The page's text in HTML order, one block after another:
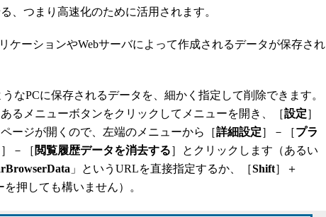
、つまり高速化のために活用されます。
ケーションやWebサーバによって作成されるデータが保存され
なPCに保存されるデータを、細かく指定して削除できます。
るメニューボタンをクリックしてメニューを開き、［設定］
ージが開くので、左端のメニューから［詳細設定］－［プラ
］－［ 閲覧履歴データを消去する］とクリックします（あるい
」というURLを直接指定するか、［Shift］＋
を押しても構いません）。